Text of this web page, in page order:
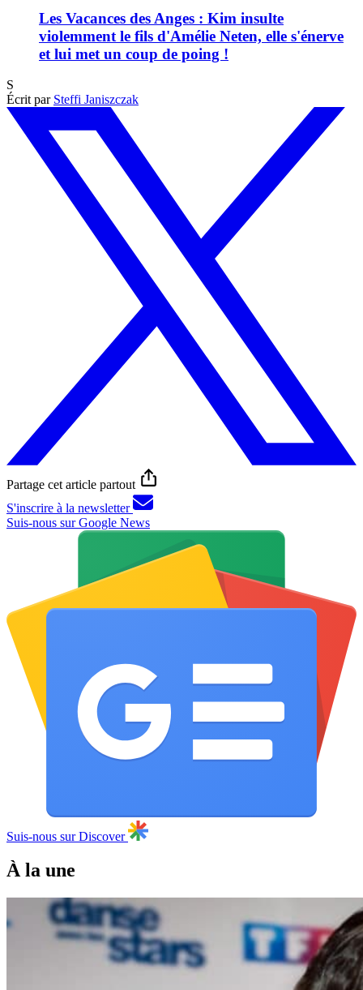
Les Vacances des Anges : Kim insulte
violemment le fils d'Amélie Neten, elle s'énerve
et lui met un coup de poing !
S
Écrit par Steffi Janiszczak
Partage cet article partout
S'inscrire à la newsletter
Suis-nous sur Google News
Suis-nous sur Discover
À la une